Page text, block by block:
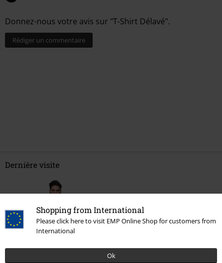
Shopping from International
Please click here to visit EMP Online Shop for customers from
International
Ok
Donnez-nous votre avis sur "T-Shirt Délavé".
Rédiger un commentaire
Dernière visite